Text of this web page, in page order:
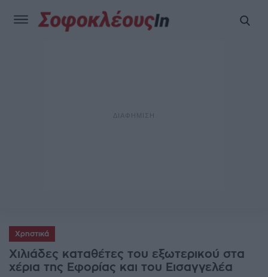
Χρηστικά
Χιλιάδες καταθέτες του εξωτερικού στα
χέρια της Εφορίας και του Εισαγγελέα